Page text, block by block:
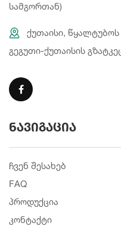
სამგორთან)
ქუთაისი,
გეგუთი-ქუთაისის
ნავიგაცია
ჩვენ შესახებ
FAQ
პროდუქცია
კონტაქტი